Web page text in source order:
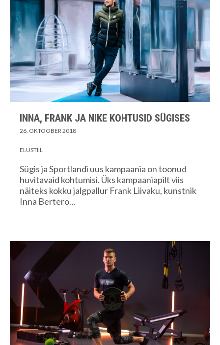
INNA, FRANK JA NIKE KOHTUSID SÜGISES
26. OKTOOBER 2018
ELUSTIIL
Sügis ja Sportlandi uus kampaania on toonud
huvitavaid kohtumisi. Üks kampaaniapilt viis
näiteks kokku jalgpallur Frank Liivaku, kunstnik
Inna Bertero…